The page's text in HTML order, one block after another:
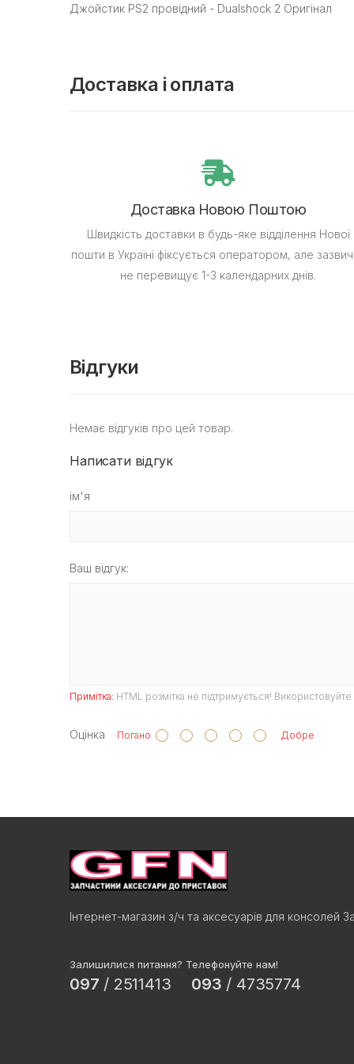
Джойстик PS2 провідний - Dualshock 2 Оригінал
Доставка і оплата
Доставка Новою Поштою
Швидкість доставки в будь-яке відділення Нової
пошти в Україні фіксується оператором, але
не перевищує 1-3 календарних днів.
Відгуки
Немає відгуків про цей товар.
Написати відгук
ім'я
Ваш відгук:
Примітка: HTML розмітка не підтримується! Використовуйте
Оцінка Погано Добре
Інтернет-магазин з/ч та аксесуарів для консолей
Залишилися питання? Телефонуйте нам!
097 / 2511413 093 / 4735774